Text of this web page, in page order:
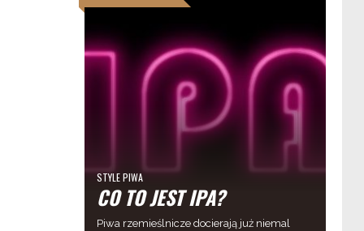
STYLE PIWA
CO TO JEST IPA?
Piwa rzemieślnicze docierają już niemal